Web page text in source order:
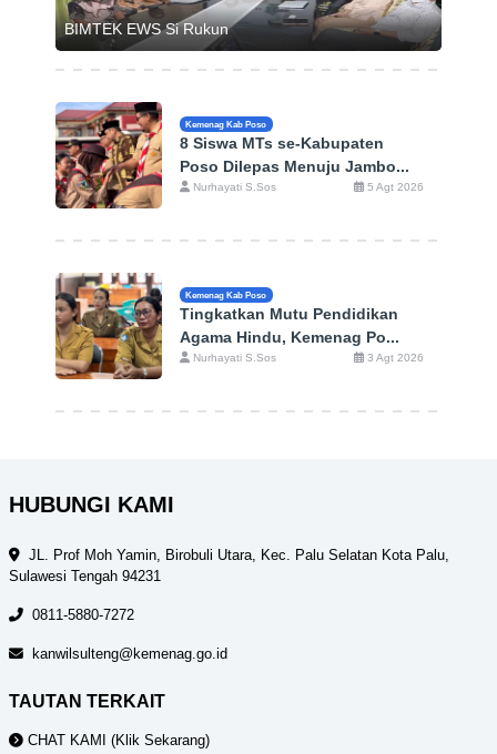
BIMTEK EWS Si Rukun
Kemenag Kab Poso
8 Siswa MTs se-Kabupaten
Poso Dilepas Menuju Jambo...
Nurhayati S.Sos 5 Agt 2026
Kemenag Kab Poso
Tingkatkan Mutu Pendidikan
Agama Hindu, Kemenag Po...
Nurhayati S.Sos 3 Agt 2026
HUBUNGI KAMI
JL. Prof Moh Yamin, Birobuli Utara, Kec. Palu Selatan Kota Palu,
Sulawesi Tengah 94231
0811-5880-7272
kanwilsulteng@kemenag.go.id
TAUTAN TERKAIT
CHAT KAMI (Klik Sekarang)